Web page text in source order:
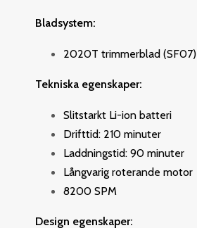
Bladsystem:
2020T trimmerblad (SF07)
Tekniska egenskaper:
Slitstarkt Li-ion batteri
Drifttid: 210 minuter
Laddningstid: 90 minuter
Långvarig roterande motor
8200 SPM
Design egenskaper: